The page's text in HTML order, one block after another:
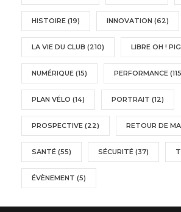
HISTOIRE (19) INNOVATION (62)
LA VIE DU CLUB (210) LIBRE OH !
NUMÉRIQUE (15) PERFORMANCE
PLAN VÉLO (14) PORTRAIT (12)
PROSPECTIVE (22) RETOUR DE
SANTÉ (55) SÉCURITÉ (37)
ÉVÈNEMENT (5)